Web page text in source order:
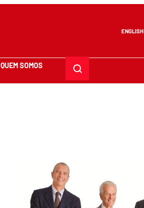
ENGLISH
QUEM SOMOS